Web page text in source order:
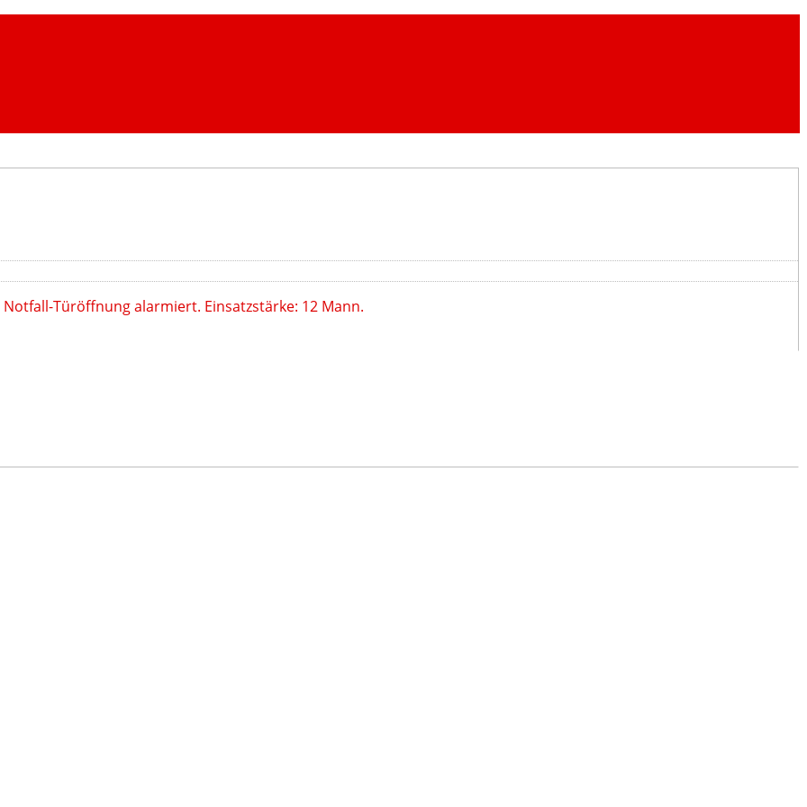
Türöffnung alarmiert. Einsatzstärke: 12 Mann.